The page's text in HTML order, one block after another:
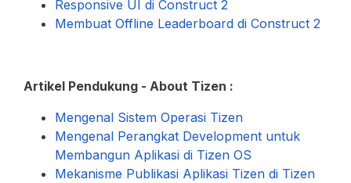
Responsive UI di Construct 2
Membuat Offline Leaderboard di Construct 2
Artikel Pendukung - About Tizen :
Mengenal Sistem Operasi Tizen
Mengenal Perangkat Development untuk
Membangun Aplikasi di Tizen OS
Mekanisme Publikasi Aplikasi Tizen di Tizen